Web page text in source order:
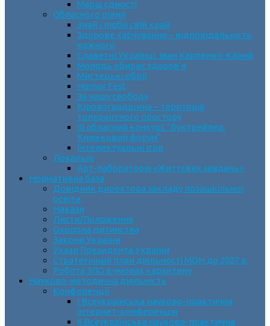
Марш єдності
Обласного рівня
Знай і люби свій край
Здорове харчування – відповідальність
кожного
Славетні Українці. Іван Карпенко-Карий
Молодь обирає здоров’я
Мистецькі обрії
Humor Fest
За нашу свободу
Кіровоградщина – територія
толерантного простору
ІII обласний конкурс “Буктрейлер.
Книжковий форум”
Інтелектуальні ігри
Локальні
Арт-лабораторія «Життєвих завдань»
Нормативна база
Довідник директора закладу позашкільної
освіти
Накази
Листи/Положення
Охорона дитинства
Закони України
Укази Президента України
Стратегічний план діяльності МОН до 2027 р.
Робота ЗПО в умовах карантину
Науково-методична діяльність
Конференції
І Всеукраїнська науково-практична
інтернет-конференція
ІІ Всеукраїнська науково-практична